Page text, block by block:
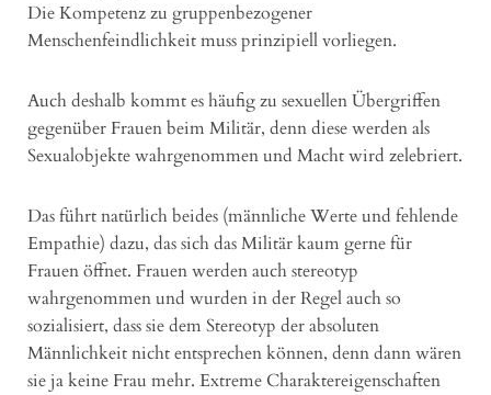
Die Kompetenz zu gruppenbezogener
Menschenfeindlichkeit muss prinzipiell vorliegen.
Auch deshalb kommt es häufig zu sexuellen Übergriffen
gegenüber Frauen beim Militär, denn diese werden als
Sexualobjekte wahrgenommen und Macht wird zelebriert.
Das führt natürlich beides (männliche Werte und fehlende
Empathie) dazu, das sich das Militär kaum gerne für
Frauen öffnet. Frauen werden auch stereotyp
wahrgenommen und wurden in der Regel auch so
sozialisiert, dass sie dem Stereotyp der absoluten
Männlichkeit nicht entsprechen können, denn dann wären
sie ja keine Frau mehr. Extreme Charaktereigenschaften